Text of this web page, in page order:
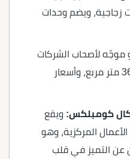
زجاجية، ويضم وحدات
موجّه لأصحاب الشركات
الناشئة، بمساحة تبدأ من 36 متر مربع، وأسعار
كومبلكس: ويقع
المركزية، وهو
عن التميز في قلب